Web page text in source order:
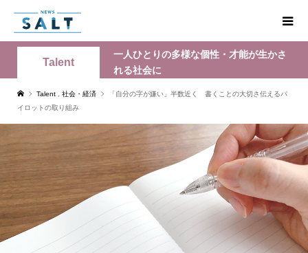
Talent
一人ひとりの多様な個性・才能が生かさ
れる社会に
Talent 社会・経済
「自分の字が嫌い」半数近く 書くことの大切さ伝えるパ
イロットの取り組み